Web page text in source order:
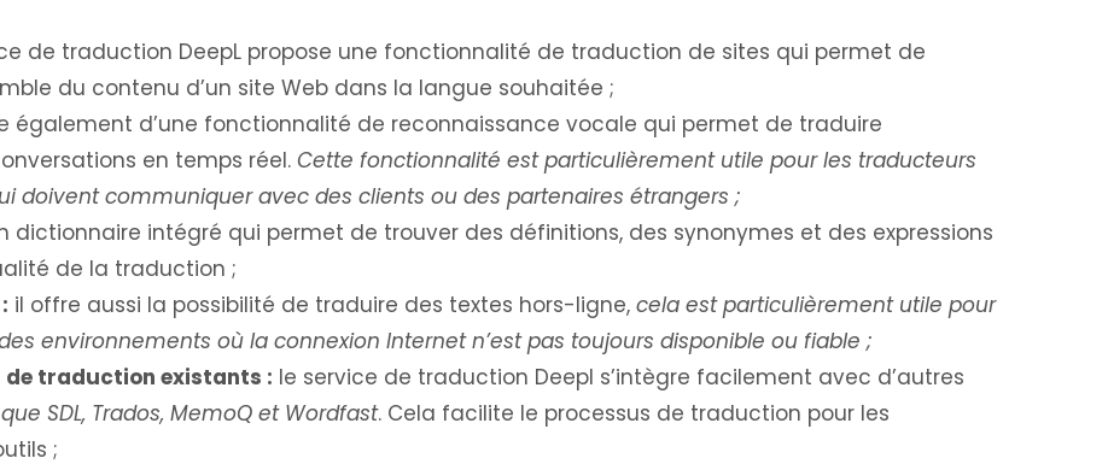
de traduction DeepL propose une fonctionnalité de traduction de sites qui permet de
du contenu d’un site Web dans la langue souhaitée ;
également d’une fonctionnalité de reconnaissance vocale qui permet de traduire
en temps réel. Cette fonctionnalité est particulièrement utile pour les traducteurs
doivent communiquer avec des clients ou des partenaires étrangers ;
dictionnaire intégré qui permet de trouver des définitions, des synonymes et des expressions
de la traduction ;
il offre aussi la possibilité de traduire des textes hors-ligne, cela est particulièrement utile pour
environnements où la connexion Internet n’est pas toujours disponible ou fiable ;
traduction existants : le service de traduction Deepl s’intègre facilement avec d’autres
SDL, Trados, MemoQ et Wordfast. Cela facilite le processus de traduction pour les
;